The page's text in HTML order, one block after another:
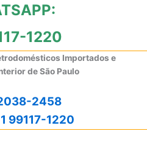
1220
Importados e
de São Paulo
2458
99117-1220